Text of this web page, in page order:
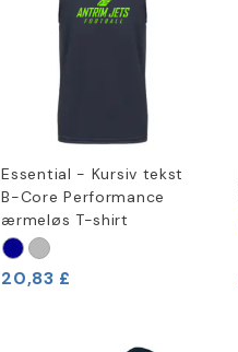
Essential - Kursiv tekst
B-Core Performance
ærmeløs T-shirt
20,83 £